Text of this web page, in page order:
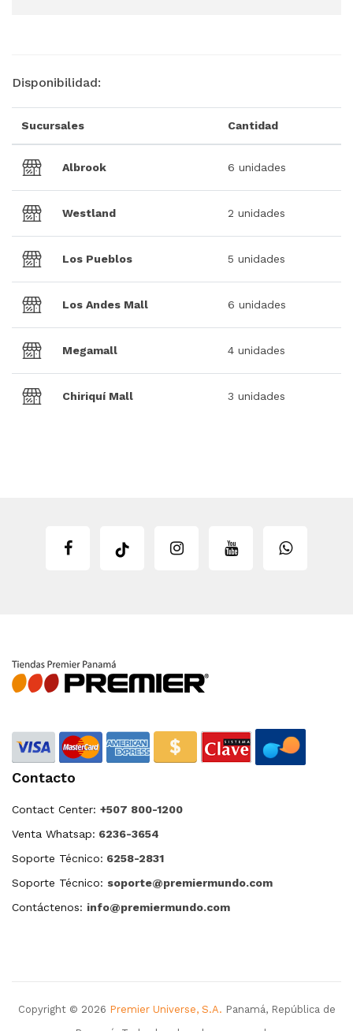
Disponibilidad:
Sucursales Cantidad
Albrook 6 unidades
Westland 2 unidades
Los Pueblos 5 unidades
Los Andes Mall 6 unidades
Megamall 4 unidades
Chiriquí Mall 3 unidades
Contacto
Contact Center: +507 800-1200
Venta Whatsap: 6236-3654
Soporte Técnico: 6258-2831
Soporte Técnico: soporte@premiermundo.com
Contáctenos: info@premiermundo.com
Copyright © 2026 Premier Universe, S.A. Panamá, República de